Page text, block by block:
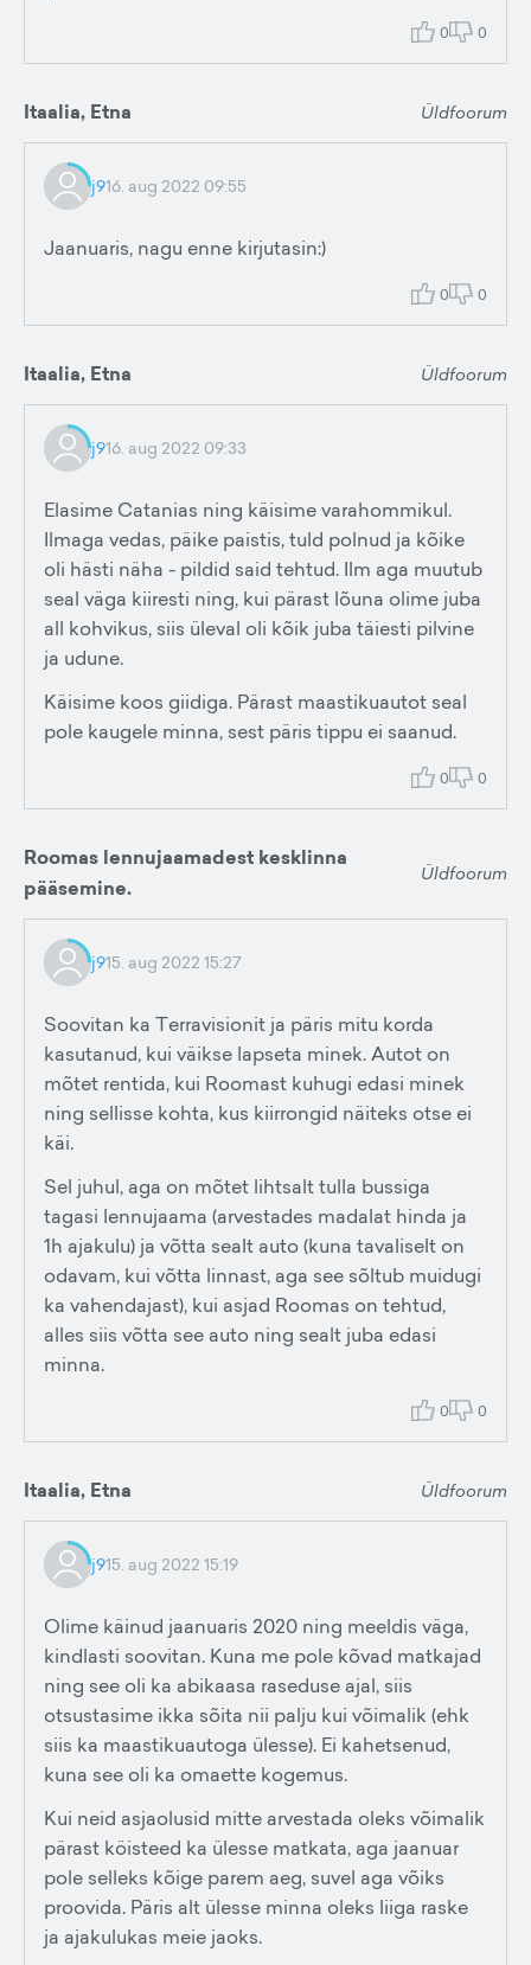
0 0
Itaalia, Etna Üldfoorum
j916. aug 2022 09:55
Jaanuaris, nagu enne kirjutasin:)
0 0
Itaalia, Etna Üldfoorum
j916. aug 2022 09:33
Elasime Catanias ning käisime varahommikul.
Ilmaga vedas, päike paistis, tuld polnud ja kõike
oli hästi näha - pildid said tehtud. Ilm aga muutub
seal väga kiiresti ning, kui pärast lõuna olime juba
all kohvikus, siis üleval oli kõik juba täiesti pilvine
ja udune.
Käisime koos giidiga. Pärast maastikuautot seal
pole kaugele minna, sest päris tippu ei saanud.
0 0
Roomas lennujaamadest kesklinna
pääsemine.
Üldfoorum
j915. aug 2022 15:27
Soovitan ka Terravisionit ja päris mitu korda
kasutanud, kui väikse lapseta minek. Autot on
mõtet rentida, kui Roomast kuhugi edasi minek
ning sellisse kohta, kus kiirrongid näiteks otse ei
käi.
Sel juhul, aga on mõtet lihtsalt tulla bussiga
tagasi lennujaama (arvestades madalat hinda ja
1h ajakulu) ja võtta sealt auto (kuna tavaliselt on
odavam, kui võtta linnast, aga see sõltub muidugi
ka vahendajast), kui asjad Roomas on tehtud,
alles siis võtta see auto ning sealt juba edasi
minna.
0 0
Itaalia, Etna Üldfoorum
j915. aug 2022 15:19
Olime käinud jaanuaris 2020 ning meeldis väga,
kindlasti soovitan. Kuna me pole kõvad matkajad
ning see oli ka abikaasa raseduse ajal, siis
otsustasime ikka sõita nii palju kui võimalik (ehk
siis ka maastikuautoga ülesse). Ei kahetsenud,
kuna see oli ka omaette kogemus.
Kui neid asjaolusid mitte arvestada oleks võimalik
pärast köisteed ka ülesse matkata, aga jaanuar
pole selleks kõige parem aeg, suvel aga võiks
proovida. Päris alt ülesse minna oleks liiga raske
ja ajakulukas meie jaoks.